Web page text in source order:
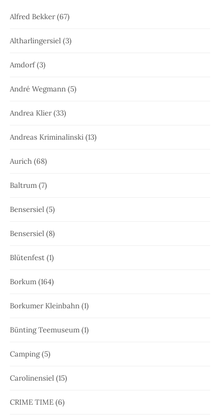
Alfred Bekker(67)
Altharlingersiel (3)
Amdorf(3)
André Wegmann (5)
Andrea Klier(33)
Andreas Kriminalinski (13)
Aurich (68)
Baltrum (7)
Bensersiel (5)
Bensersiel (8)
Blütenfest (1)
Borkum (164)
Borkumer Kleinbahn (1)
Bünting Teemuseum (1)
Camping(5)
Carolinensiel (15)
CRIME TIME (6)